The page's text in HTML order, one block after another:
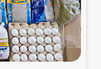
業
業